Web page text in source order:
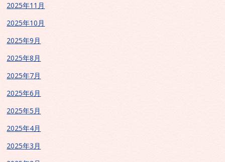
2025年11月
2025年10月
2025年9月
2025年8月
2025年7月
2025年6月
2025年5月
2025年4月
2025年3月